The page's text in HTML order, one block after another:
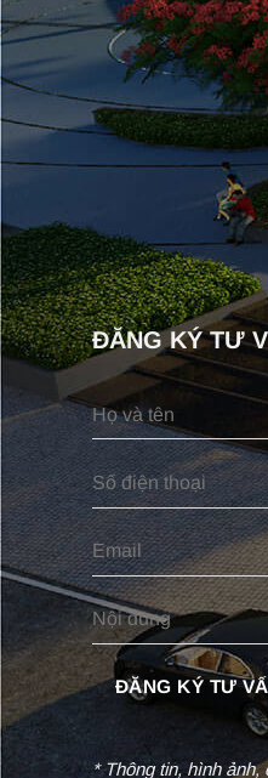
ĐĂNG KÝ TƯ
* Thông tin, hình ảnh,